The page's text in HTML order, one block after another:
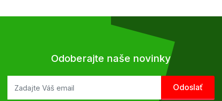
Odoberajte naše novinky